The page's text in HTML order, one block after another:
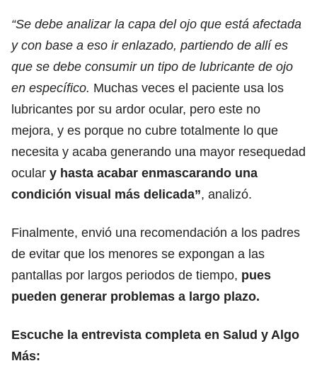
“Se debe analizar la capa del ojo que está afectada
y con base a eso ir enlazado, partiendo de allí es
que se debe consumir un tipo de lubricante de ojo
en específico. Muchas veces el paciente usa los
lubricantes por su ardor ocular, pero este no
mejora, y es porque no cubre totalmente lo que
necesita y acaba generando una mayor resequedad
ocular y hasta acabar enmascarando una
condición visual más delicada”, analizó.
Finalmente, envió una recomendación a los padres
de evitar que los menores se expongan a las
pantallas por largos periodos de tiempo, pues
pueden generar problemas a largo plazo.
Escuche la entrevista completa en Salud y Algo
Más: